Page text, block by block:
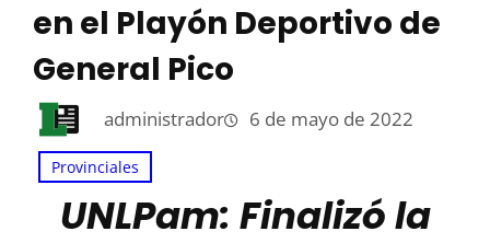
en el Playón Deportivo de
General Pico
administrador 6 de mayo de 2022
Provinciales
UNLPam: Finalizó la